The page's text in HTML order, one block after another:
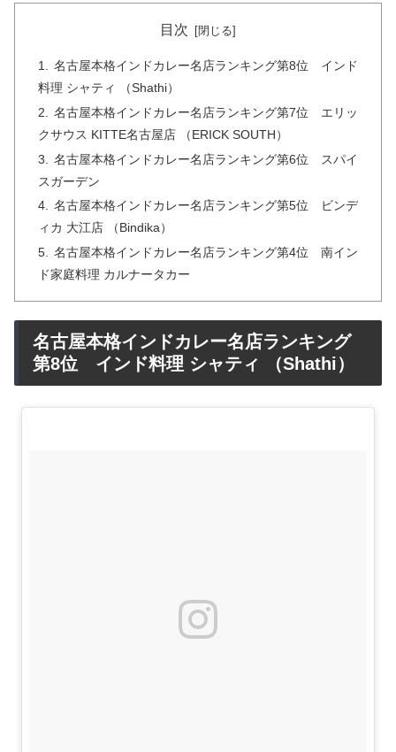
目次
名古屋本格インドカレー名店ランキング第8位 インド
料理 シャティ （Shathi）
名古屋本格インドカレー名店ランキング第7位 エリッ
クサウス KITTE名古屋店 （ERICK SOUTH）
名古屋本格インドカレー名店ランキング第6位 スパイ
スガーデン
名古屋本格インドカレー名店ランキング第5位 ビンデ
ィカ 大江店 （Bindika）
名古屋本格インドカレー名店ランキング第4位 南イン
ド家庭料理 カルナータカー
名古屋本格インドカレー名店ランキング
第8位 インド料理 シャティ （Shathi）